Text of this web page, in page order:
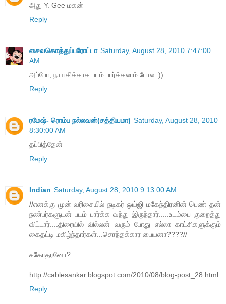
அது Y. Gee மகன்
Reply
சைவகொத்துப்பரோட்டா Saturday, August 28, 2010 7:47:00
AM
அப்போ, நாயகிக்காக படம் பார்க்கலாம் போல :))
Reply
ரமேஷ்- ரொம்ப நல்லவன்(சத்தியமா) Saturday, August 28, 2010
8:30:00 AM
தப்பித்தேன்
Reply
Indian Saturday, August 28, 2010 9:13:00 AM
//எனக்கு முன் வரிசையில் நடிகர் ஒய்ஜி மகேந்திரனின் பெண் தன்
நண்பர்களுடன் படம் பார்க்க வந்து இருந்தார்.....உடம்பை குறைத்து
விட்டார்....திரையில் வில்லன் வரும் போது எல்லா காட்சிகளுக்கும்
கைதட்டி மகிழ்ந்தார்கள்...சொந்தக்கார பையனா????//
சகோதரனோ?
http://cablesankar.blogspot.com/2010/08/blog-post_28.html
Reply